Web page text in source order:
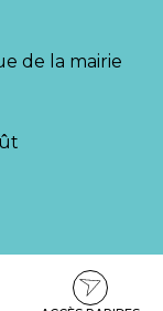
de la mairie